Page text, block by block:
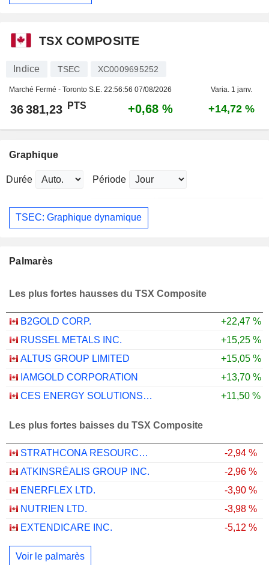
TSX COMPOSITE
Indice TSEC XC0009695252
Marché Fermé - Toronto S.E. 22:56:56 07/08/2026 Varia. 1 janv.
36 381,23 PTS +0,68 % +14,72 %
Graphique
Durée Période
TSEC: Graphique dynamique
Palmarès
Les plus fortes hausses du TSX Composite
B2GOLD CORP.
+22,47 %
RUSSEL METALS INC.
+15,25 %
ALTUS GROUP LIMITED
+15,05 %
IAMGOLD CORPORATION
+13,70 %
CES ENERGY SOLUTIONS CORP.
+11,50 %
Les plus fortes baisses du TSX Composite
STRATHCONA RESOURCES LTD.
-2,94 %
ATKINSRÉALIS GROUP INC.
-2,96 %
ENERFLEX LTD.
-3,90 %
NUTRIEN LTD.
-3,98 %
EXTENDICARE INC.
-5,12 %
Voir le palmarès